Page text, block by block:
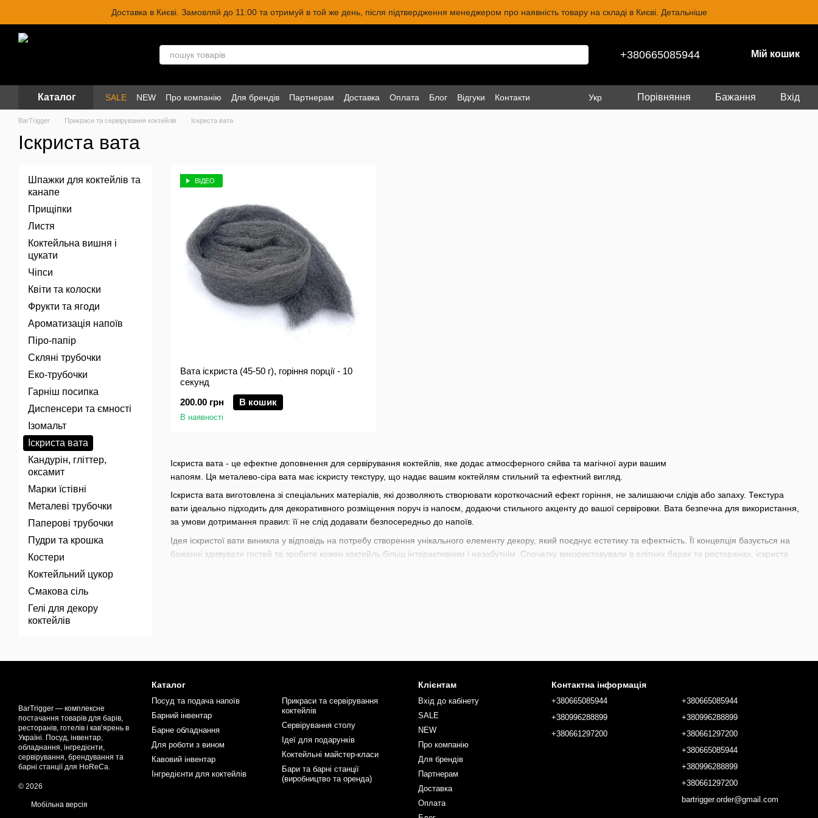
Перейти до основного контентуДоставка в Києві. Замовляй до 11:00 та отримуй в той же день, після підтвердження менеджером про наявність товару на складі в Києві. Детальніше
+380665085944 Мій кошик
Каталог SALE NEW Про компанію Для брендів Партнерам Доставка Оплата Блог Відгуки Контакти Укр Порівняння Бажання Вхід
BarTrigger Прикраси та сервірування коктейлів Іскриста вата
Іскриста вата
Іскриста вата - це ефектне доповнення для сервірування коктейлів, яке додає атмосферного сяйва та магічної аури вашим
напоям. Ця металево-сіра вата має іскристу текстуру, що надає вашим коктейлям стильний та ефектний вигляд.
Іскриста вата виготовлена зі спеціальних матеріалів, які дозволяють створювати короткочасний ефект горіння, не залишаючи слідів або запаху. Текстура
вати ідеально підходить для декоративного розміщення поруч із напоєм, додаючи стильного акценту до вашої сервіровки. Вата безпечна для використання,
за умови дотримання правил: її не слід додавати безпосередньо до напоїв.
Ідея іскристої вати виникла у відповідь на потребу створення унікального елементу декору, який поєднує естетику та ефектність. Її концепція базується на
бажанні здивувати гостей та зробити кожен коктейль більш інтерактивним і незабутнім. Спочатку використовували в елітних барах та ресторанах, іскриста
ВІДЕО
Вата іскриста (45-50 г), горіння порції - 10
секунд
200.00 грн
В кошик
В наявності
Шпажки для коктейлів та
канапе
Прищіпки
Листя
Коктейльна вишня і
цукати
Чіпси
Квіти та колоски
Фрукти та ягоди
Ароматизація напоїв
Піро-папір
Скляні трубочки
Еко-трубочки
Гарніш посипка
Диспенсери та ємності
Ізомальт
Іскриста вата
Кандурін, гліттер,
оксамит
Марки їстівні
Металеві трубочки
Паперові трубочки
Пудри та крошка
Костери
Коктейльний цукор
Смакова сіль
Гелі для декору
коктейлів
BarTrigger — комплексне
постачання товарів для барів,
ресторанів, готелів і кав’ярень в
Україні. Посуд, інвентар,
обладнання, інгредієнти,
сервірування, брендування та
барні станції для HoReCa.
© 2026
Мобільна версія
Каталог
Посуд та подача напоїв
Барний інвентар
Барне обладнання
Для роботи з вином
Кавовий інвентар
Інгредієнти для коктейлів
Прикраси та сервірування
коктейлів
Сервірування столу
Ідеї для подарунків
Коктейльні майстер-класи
Бари та барні станції
(виробництво та оренда)
Клієнтам
Вхід до кабінету
SALE
NEW
Про компанію
Для брендів
Партнерам
Доставка
Оплата
Контактна інформація
+380665085944
+380996288899
+380661297200
+380665085944
+380996288899
+380661297200
+380665085944
+380996288899
+380661297200
bartrigger.order@gmail.com